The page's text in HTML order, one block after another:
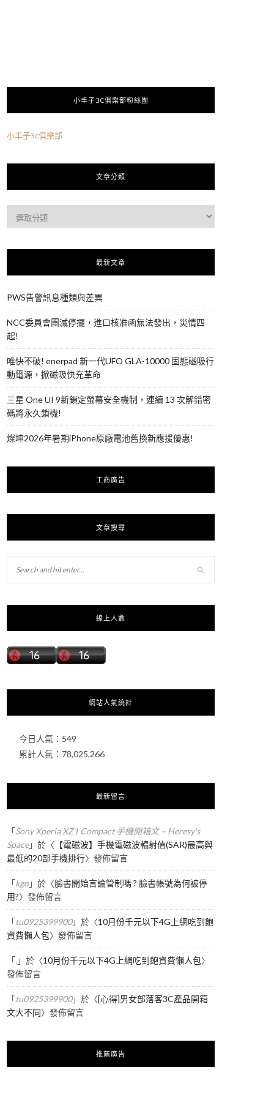
小丰子3C俱樂部粉絲團
小丰子3c俱樂部
文章分類
最新文章
PWS告警訊息種類與差異
NCC委員會團滅停擺，進口核准函無法發出，災情四
起!
唯快不破! enerpad 新一代UFO GLA-10000 固態磁吸行
動電源，掀磁吸快充革命
三星 One UI 9新鎖定螢幕安全機制，連續 13 次解錯密
碼將永久鎖機!
燦坤2026年暑期iPhone原廠電池舊換新應援優惠!
工商廣告
文章搜尋
線上人數
網站人氣統計
今日人氣： 549
累計人氣： 78,025,266
最新留言
「Sony Xperia XZ1 Compact 手機開箱文 – Heresy's
Space」於〈 【電磁波】手機電磁波輻射值(SAR)最高與
最低的20部手機排行〉發佈留言
「kgo」於〈臉書開始言論管制嗎 ? 臉書帳號為何被停
用?〉發佈留言
「tu0925399900」於〈10月份千元以下4G上網吃到飽
資費懶人包〉發佈留言
「.」於〈10月份千元以下4G上網吃到飽資費懶人包〉
發佈留言
「tu0925399900」於〈[心得]男女部落客3C產品開箱
文大不同〉發佈留言
推薦廣告